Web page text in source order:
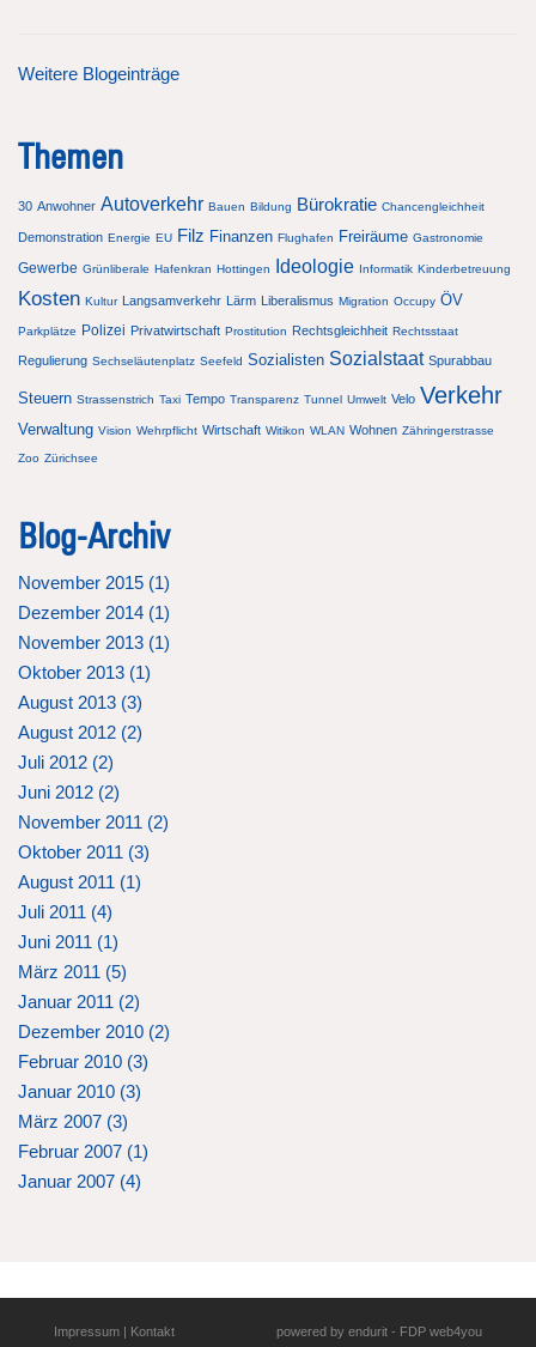
Weitere Blogeinträge
Themen
30 Anwohner Autoverkehr Bauen Bildung Bürokratie Chancengleichheit
Demonstration Energie EU Filz Finanzen Flughafen Freiräume Gastronomie
Gewerbe Grünliberale Hafenkran Hottingen Ideologie Informatik Kinderbetreuung
Kosten Kultur Langsamverkehr Lärm Liberalismus Migration Occupy ÖV
Parkplätze Polizei Privatwirtschaft Prostitution Rechtsgleichheit Rechtsstaat
Regulierung Sechseläutenplatz Seefeld Sozialisten Sozialstaat Spurabbau
Steuern Strassenstrich Taxi Tempo Transparenz Tunnel Umwelt Velo Verkehr
Verwaltung Vision Wehrpflicht Wirtschaft Witikon WLAN Wohnen Zähringerstrasse
Zoo Zürichsee
Blog-Archiv
November 2015 (1)
Dezember 2014 (1)
November 2013 (1)
Oktober 2013 (1)
August 2013 (3)
August 2012 (2)
Juli 2012 (2)
Juni 2012 (2)
November 2011 (2)
Oktober 2011 (3)
August 2011 (1)
Juli 2011 (4)
Juni 2011 (1)
März 2011 (5)
Januar 2011 (2)
Dezember 2010 (2)
Februar 2010 (3)
Januar 2010 (3)
März 2007 (3)
Februar 2007 (1)
Januar 2007 (4)
Impressum | Kontakt powered by endurit - FDP web4you